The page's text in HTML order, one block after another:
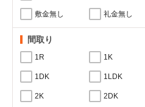
敷金無し 礼金無し
間取り
1R 1K
1DK 1LDK
2K 2DK